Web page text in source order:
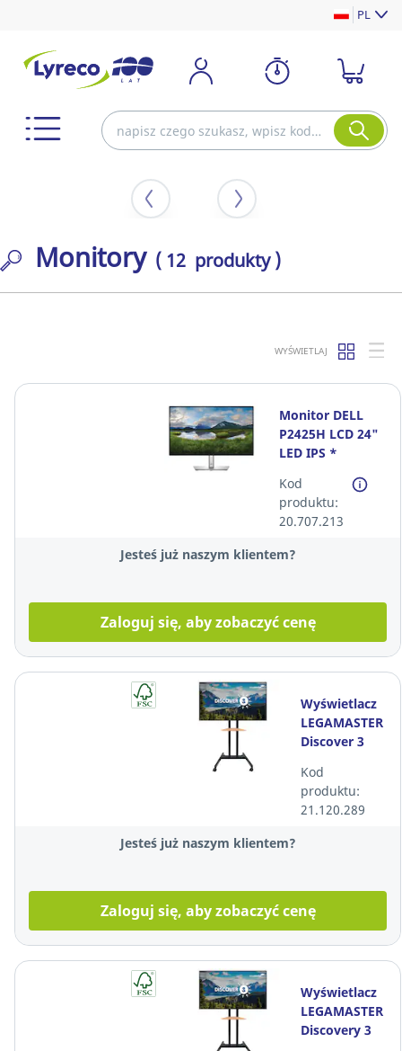
PL
Monitory ( 12 produkty )
WYŚWIETLAJ
Monitor DELL
P2425H LCD 24"
LED IPS *
Kod
produktu:
20.707.213
Jesteś już naszym klientem?
Zaloguj się, aby zobaczyć cenę
Wyświetlacz
LEGAMASTER
Discover 3
mobilny
(stała
wysokość) +
Kod
produktu:
21.120.289
Jesteś już naszym klientem?
Zaloguj się, aby zobaczyć cenę
Wyświetlacz
LEGAMASTER
Discovery 3